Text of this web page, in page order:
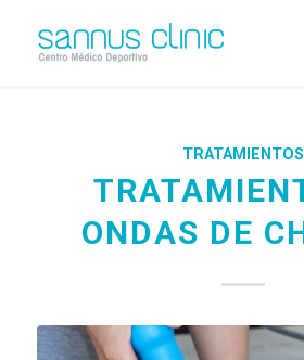
TRATAMIENTOS
ONDAS DE